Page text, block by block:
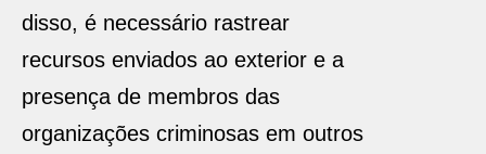
disso, é necessário rastrear
recursos enviados ao exterior e a
presença de membros das
organizações criminosas em outros